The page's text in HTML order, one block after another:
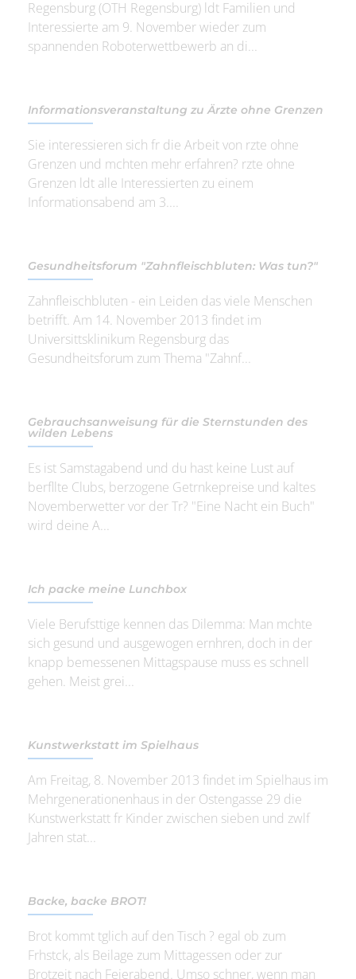
Regensburg (OTH Regensburg) ldt Familien und
Interessierte am 9. November wieder zum
spannenden Roboterwettbewerb an di...
Informationsveranstaltung zu Ärzte ohne Grenzen
Sie interessieren sich fr die Arbeit von rzte ohne
Grenzen und mchten mehr erfahren? rzte ohne
Grenzen ldt alle Interessierten zu einem
Informationsabend am 3....
Gesundheitsforum "Zahnfleischbluten: Was tun?"
Zahnfleischbluten - ein Leiden das viele Menschen
betrifft. Am 14. November 2013 findet im
Universittsklinikum Regensburg das
Gesundheitsforum zum Thema "Zahnf...
Gebrauchsanweisung für die Sternstunden des
wilden Lebens
Es ist Samstagabend und du hast keine Lust auf
berfllte Clubs, berzogene Getrnkepreise und kaltes
Novemberwetter vor der Tr? "Eine Nacht ein Buch"
wird deine A...
Ich packe meine Lunchbox
Viele Berufsttige kennen das Dilemma: Man mchte
sich gesund und ausgewogen ernhren, doch in der
knapp bemessenen Mittagspause muss es schnell
gehen. Meist grei...
Kunstwerkstatt im Spielhaus
Am Freitag, 8. November 2013 findet im Spielhaus im
Mehrgenerationenhaus in der Ostengasse 29 die
Kunstwerkstatt fr Kinder zwischen sieben und zwlf
Jahren stat...
Backe, backe BROT!
Brot kommt tglich auf den Tisch ? egal ob zum
Frhstck, als Beilage zum Mittagessen oder zur
Brotzeit nach Feierabend. Umso schner, wenn man